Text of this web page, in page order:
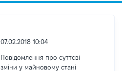
07.02.2018 10:04
Повідомлення про суттєві
зміни y майновому стані